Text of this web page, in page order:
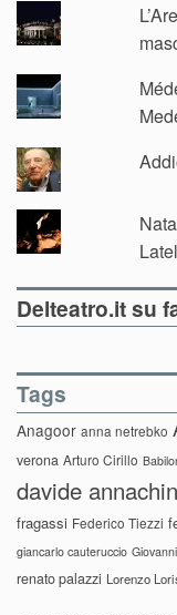
Delteatro.it su
Tags
Anagoor anna netrebko
verona Arturo Cirillo
davide
fragassi Federico Tiezzi
giancarlo cauteruccio
renato palazzi Lorenzo